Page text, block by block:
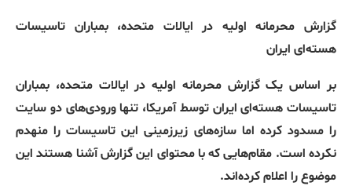
گزارش محرمانه اولیه در ایالات متحده، بمباران تاسیسات
هسته‌ای ایران
بر اساس یک گزارش محرمانه اولیه در ایالات متحده، بمباران
تاسیسات هسته‌ای ایران توسط آمریکا، تنها ورودی‌های دو سایت
را مسدود کرده اما سازه‌های زیرزمینی این تاسیسات را منهدم
نکرده است. مقام‌هایی که با محتوای این گزارش آشنا هستند این
موضوع را اعلام کرده‌اند.